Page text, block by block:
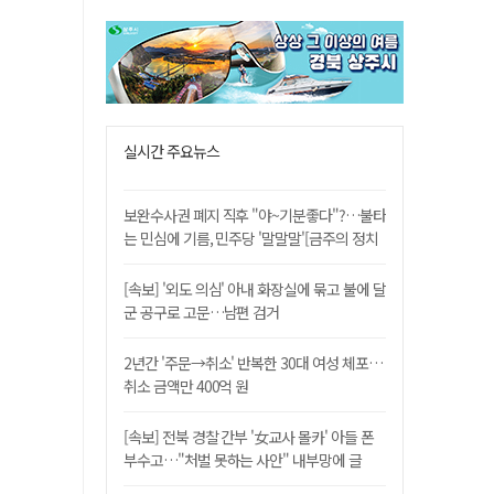
실시간 주요뉴스
보완수사권 폐지 직후 "야~기분좋다"?…불타
는 민심에 기름, 민주당 '말말말'[금주의 정치
[속보] '외도 의심' 아내 화장실에 묶고 불에 달
군 공구로 고문…남편 검거
2년간 '주문→취소' 반복한 30대 여성 체포…
취소 금액만 400억 원
[속보] 전북 경찰 간부 '女교사 몰카' 아들 폰
부수고…"처벌 못하는 사안" 내부망에 글